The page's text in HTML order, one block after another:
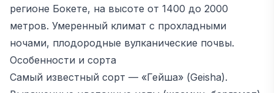
регионе Бокете, на высоте от 1400 до 2000
метров. Умеренный климат с прохладными
ночами, плодородные вулканические почвы.
Особенности и сорта
Самый известный сорт — «Гейша» (Geisha).